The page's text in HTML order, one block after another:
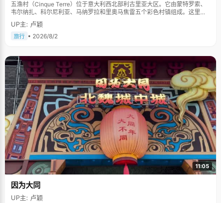
五渔村（Cinque Terre）位于意大利西北部利古里亚大区。它由蒙特罗索、
韦尔纳扎、科尔尼利亚、马纳罗拉和里奥马焦雷五个彩色村镇组成。这里依
山傍海，房屋色彩斑斓，1997年被列为世界文化遗产。
UP主: 卢颖
旅行 • 2026/8/2
11:05
因为大同
UP主: 卢颖